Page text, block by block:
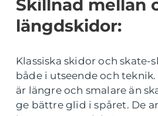
Skillnad mellan
längdskidor:
Klassiska skidor och skate-
både i utseende och
är längre och smalare än
ge bättre glid i spåret. De